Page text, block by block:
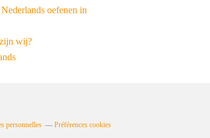
oefenen in
wij?
personnelles Préférences cookies